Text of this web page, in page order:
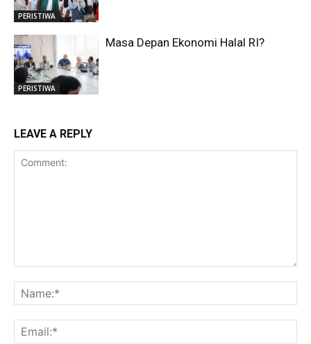
PERISTIWA
PERISTIWA
Masa Depan Ekonomi Halal RI?
LEAVE A REPLY